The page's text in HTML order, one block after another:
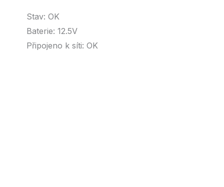
Stav: OK
Baterie: 12.5V
Připojeno k síti: OK